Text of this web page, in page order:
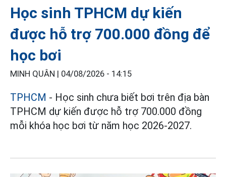
Học sinh TPHCM dự kiến
được hỗ trợ 700.000 đồng để
học bơi
MINH QUÂN | 04/08/2026 - 14:15
TPHCM - Học sinh chưa biết bơi trên địa bàn
TPHCM dự kiến được hỗ trợ 700.000 đồng
mỗi khóa học bơi từ năm học 2026-2027.